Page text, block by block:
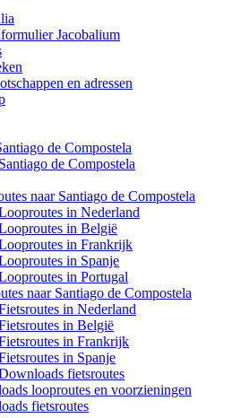
Jacobalium
en adressen
de Compostela
de Compostela
naar Santiago de Compostela
in Nederland
in België
in Frankrijk
in Spanje
in Portugal
naar Santiago de Compostela
in Nederland
in België
in Frankrijk
in Spanje
fietsroutes
looproutes en voorzieningen
fietsroutes